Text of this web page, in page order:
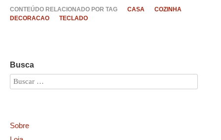
CONTEÚDO RELACIONADO POR TAG CASA
COZINHA
DECORACAO
TECLADO
Busca
Sobre